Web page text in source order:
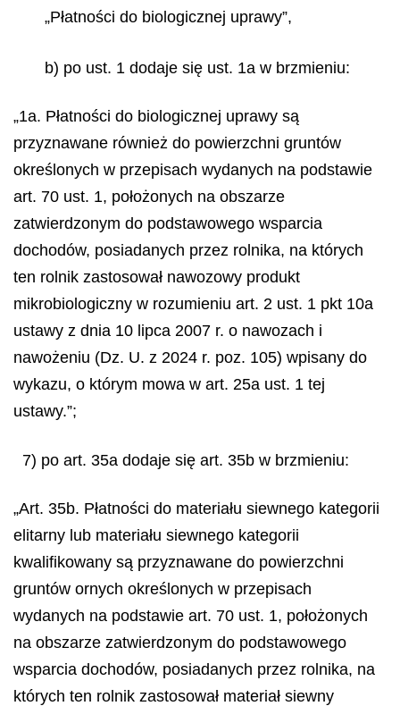
„Płatności do biologicznej uprawy”,
b) po ust. 1 dodaje się ust. 1a w brzmieniu:
„1a. Płatności do biologicznej uprawy są
przyznawane również do powierzchni gruntów
określonych w przepisach wydanych na podstawie
art. 70 ust. 1, położonych na obszarze
zatwierdzonym do podstawowego wsparcia
dochodów, posiadanych przez rolnika, na których
ten rolnik zastosował nawozowy produkt
mikrobiologiczny w rozumieniu art. 2 ust. 1 pkt 10a
ustawy z dnia 10 lipca 2007 r. o nawozach i
nawożeniu (Dz. U. z 2024 r. poz. 105) wpisany do
wykazu, o którym mowa w art. 25a ust. 1 tej
ustawy.”;
7) po art. 35a dodaje się art. 35b w brzmieniu:
„Art. 35b. Płatności do materiału siewnego kategorii
elitarny lub materiału siewnego kategorii
kwalifikowany są przyznawane do powierzchni
gruntów ornych określonych w przepisach
wydanych na podstawie art. 70 ust. 1, położonych
na obszarze zatwierdzonym do podstawowego
wsparcia dochodów, posiadanych przez rolnika, na
których ten rolnik zastosował materiał siewny